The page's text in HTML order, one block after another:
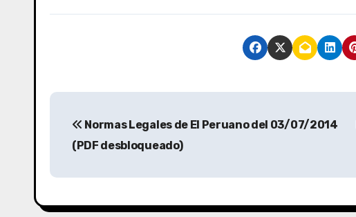
Normas Legales de El Peruano del 03/07/2014
(PDF desbloqueado)